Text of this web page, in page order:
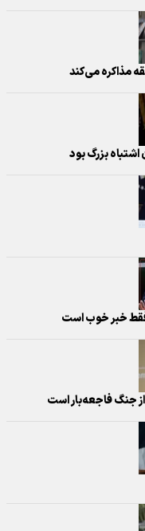
مذاکره می‌کند
اشتباه بزرگ بود
فقط خبر خوب است
از جنگ فاجعه‌بار است